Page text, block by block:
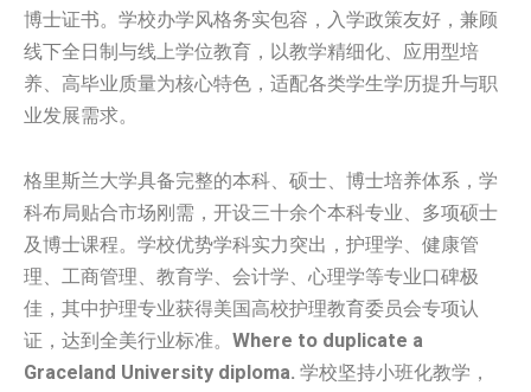
博士证书。学校办学风格务实包容，入学政策友好，兼顾
线下全日制与线上学位教育，以教学精细化、应用型培
养、高毕业质量为核心特色，适配各类学生学历提升与职
业发展需求。
格里斯兰大学具备完整的本科、硕士、博士培养体系，学
科布局贴合市场刚需，开设三十余个本科专业、多项硕士
及博士课程。学校优势学科实力突出，护理学、健康管
理、工商管理、教育学、会计学、心理学等专业口碑极
佳，其中护理专业获得美国高校护理教育委员会专项认
证，达到全美行业标准。 Where to duplicate a
Graceland University diploma. 学校坚持小班化教学，